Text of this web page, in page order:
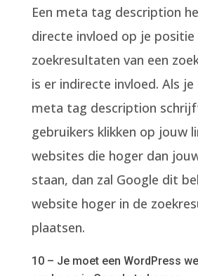
Een meta tag description
directe invloed op je positie
zoekresultaten van een
is er indirecte invloed. Als je
meta tag description
gebruikers klikken op jouw
websites die hoger dan
staan, dan zal Google dit
website hoger in de
plaatsen.
10 – Je moet een WordPress